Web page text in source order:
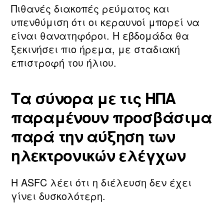
Πιθανές διακοπές ρεύματος και
υπενθύμιση ότι οι κεραυνοί μπορεί να
είναι θανατηφόροι. Η εβδομάδα θα
ξεκινήσει πιο ήρεμα, με σταδιακή
επιστροφή του ήλιου.
Τα σύνορα με τις ΗΠΑ
παραμένουν προσβάσιμα
παρά την αύξηση των
ηλεκτρονικών ελέγχων
Η ASFC λέει ότι η διέλευση δεν έχει
γίνει δυσκολότερη.